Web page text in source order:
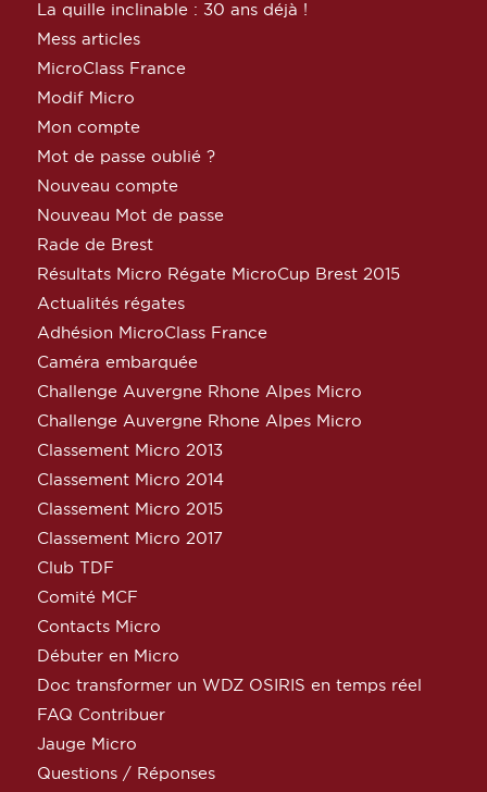
La quille inclinable : 30 ans déjà !
Mess articles
MicroClass France
Modif Micro
Mon compte
Mot de passe oublié ?
Nouveau compte
Nouveau Mot de passe
Rade de Brest
Résultats Micro Régate MicroCup Brest 2015
Actualités régates
Adhésion MicroClass France
Caméra embarquée
Challenge Auvergne Rhone Alpes Micro
Challenge Auvergne Rhone Alpes Micro
Classement Micro 2013
Classement Micro 2014
Classement Micro 2015
Classement Micro 2017
Club TDF
Comité MCF
Contacts Micro
Débuter en Micro
Doc transformer un WDZ OSIRIS en temps réel
FAQ Contribuer
Jauge Micro
Questions / Réponses